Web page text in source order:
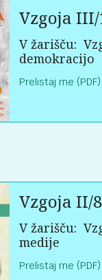
Vzgoja III/
V žarišču:
demokracijo
Prelistaj me (PDF)
Vzgoja II/8
V žarišču:
medije
Prelistaj me (PDF)